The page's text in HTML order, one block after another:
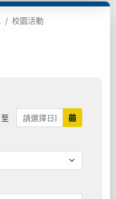
校園活動
範圍開始
至 日期範圍結束 日期範圍